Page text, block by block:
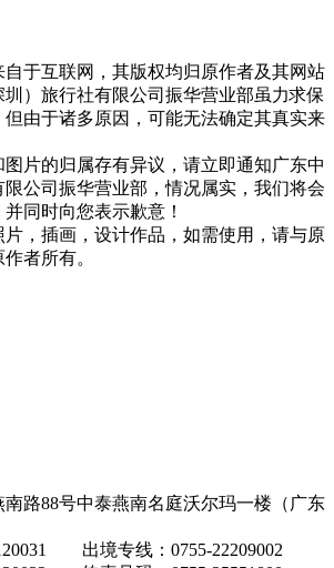
于互联网，其版权均归原作者及其网站
）旅行社有限公司振华营业部虽力求保
由于诸多原因，可能无法确定其真实来
片的归属存有异议，请立即通知广东中
公司振华营业部，情况属实，我们将会
同时向您表示歉意！
，插画，设计作品，如需使用，请与原
者所有。
路88号中泰燕南名庭沃尔玛一楼（广东
出境专线：0755-22209002